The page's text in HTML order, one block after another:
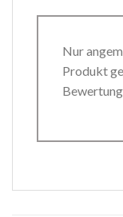
Nur
Produkt